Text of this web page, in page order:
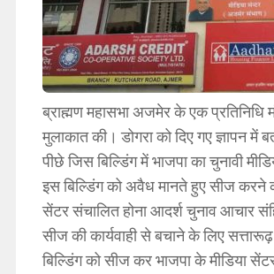
ब्राह्मण महासभा अजमेर के एक प्रतिनिधि
मुलाकात की। डोगरा को दिए गए ज्ञापन में
पीछे जिस बिल्डिंग में भाजपा का चुनावी
इस बिल्डिंग को अवैध मानते हुए सीज करने
सेंटर संचालित होना आदर्श चुनाव आचार
सीज की कार्यवाही से बचाने के लिए
बिल्डिंग को सीज कर भाजपा के मीडिया